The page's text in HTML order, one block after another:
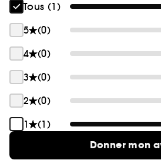
Tous (1)
5
(0)
4
(0)
3
(0)
2
(0)
1
(1)
Donner mon